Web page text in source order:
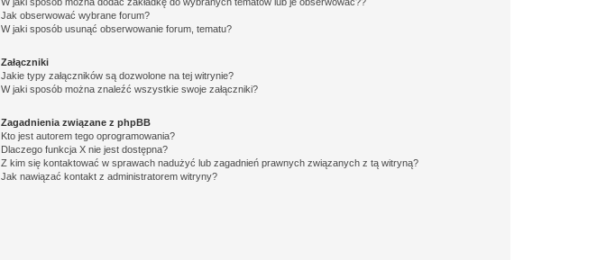
Jak obserwować wybrane forum?
W jaki sposób usunąć obserwowanie forum, tematu?
Załączniki
Jakie typy załączników są dozwolone na tej witrynie?
W jaki sposób można znaleźć wszystkie swoje załączniki?
Zagadnienia związane z phpBB
Kto jest autorem tego oprogramowania?
Dlaczego funkcja X nie jest dostępna?
Z kim się kontaktować w sprawach nadużyć lub zagadnień prawnych związanych z tą witryną?
Jak nawiązać kontakt z administratorem witryny?